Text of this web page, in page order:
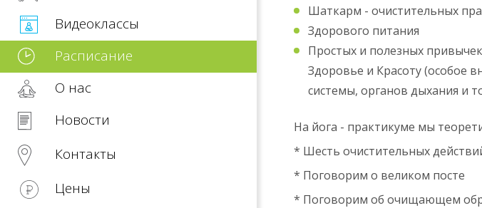
Видеоклассы
Расписание
О нас
Новости
Контакты
Цены
Шаткарм - очистительных
Здорового питания
Простых и полезных
Здоровье и Красоту (особое
системы, органов дыхания и
На йога - практикуме мы
* Шесть очистительных
* Поговорим о великом посте
* Поговорим об очищающем